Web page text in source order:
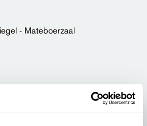
- Mateboerzaal